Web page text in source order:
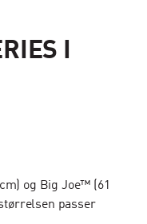
I
og Big Joe™ (61
passer